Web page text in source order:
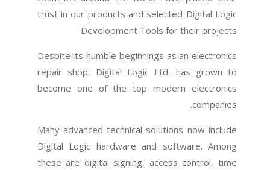
trust in our products and selected Digital Logic
Development Tools for their projects.
Despite its humble beginnings as an electronics
repair shop, Digital Logic Ltd. has grown to
become one of the top modern electronics
companies.
Many advanced technical solutions now include
Digital Logic hardware and software. Among
these are digital signing, access control, time